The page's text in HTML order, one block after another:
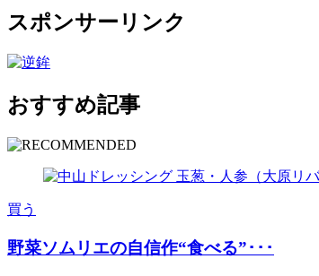
スポンサーリンク
おすすめ記事
買う
野菜ソムリエの自信作“食べる”･･･